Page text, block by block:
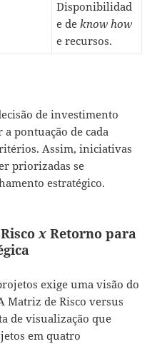
Disponibilidad
e de know how
e recursos.
de investimento
pontuação de cada
Assim, iniciativas
priorizadas se
estratégico.
xRetorno para
exige uma visão do
Matriz de Risco versus
de visualização que
em quatro